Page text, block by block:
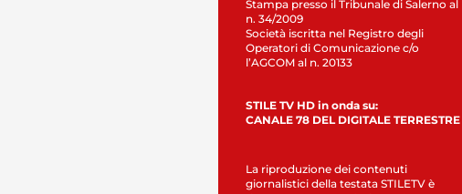
Stampa presso il Tribunale di Salerno al
n. 34/2009
Società iscritta nel Registro degli
Operatori di Comunicazione c/o
l’AGCOM al n. 20133
STILE TV HD in onda su:
CANALE 78 DEL DIGITALE TERRESTRE
La riproduzione dei contenuti
giornalistici della testata STILETV è